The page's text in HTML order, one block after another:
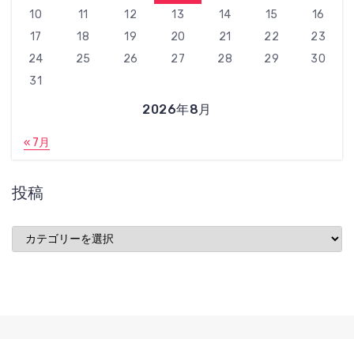
2026年8月
10
11 12 13 14 15
16
17
18 19 20 21 22
23
24
25 26 27 28 29
30
31
« 7月
投稿
稿